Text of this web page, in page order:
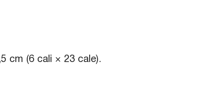
cm (6 cali × 23 cale).